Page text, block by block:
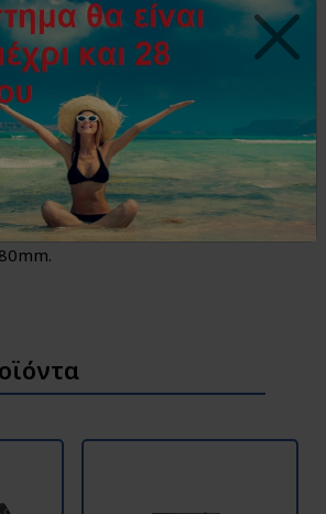
240.
scanner: 24 scanners.
chase.
steps: 40 steps.
25,5 sec/step.
25,5 seconds.
16x2 channels.
3-core XLR pin .
5V.